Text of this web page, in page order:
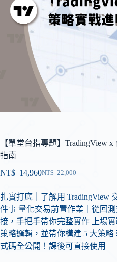
【單堂台指專題】TradingView
指南
NT$ 22,000
NT$ 14,960
扎實打底｜了解用 TradingView
件事 量化交易前置作業｜從回
接，手把手帶你完整實作 上場
策略邏輯，並帶你構建 5 大策
式碼全公開！課後可直接使用